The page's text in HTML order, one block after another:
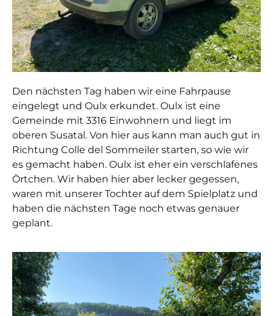
Den nächsten Tag haben wir eine Fahrpause
eingelegt und Oulx erkundet. Oulx ist eine
Gemeinde mit 3316 Einwohnern und liegt im
oberen Susatal. Von hier aus kann man auch gut in
Richtung Colle del Sommeiler starten, so wie wir
es gemacht haben. Oulx ist eher ein verschlafenes
Örtchen. Wir haben hier aber lecker gegessen,
waren mit unserer Tochter auf dem Spielplatz und
haben die nächsten Tage noch etwas genauer
geplant.